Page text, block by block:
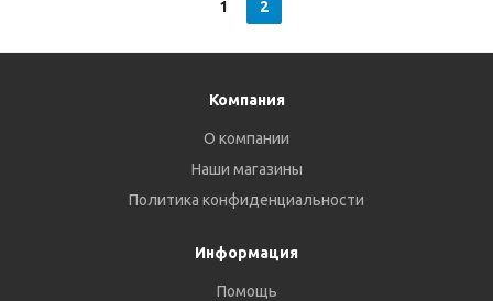
1 2
Компания
О компании
Наши магазины
Политика конфиденциальности
Информация
Помощь